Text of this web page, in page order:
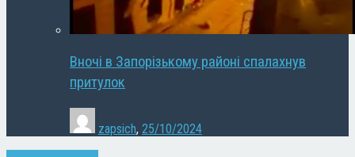
Вночі в Запорізькому районі спалахнув
притулок
zapsich, 25/10/2024